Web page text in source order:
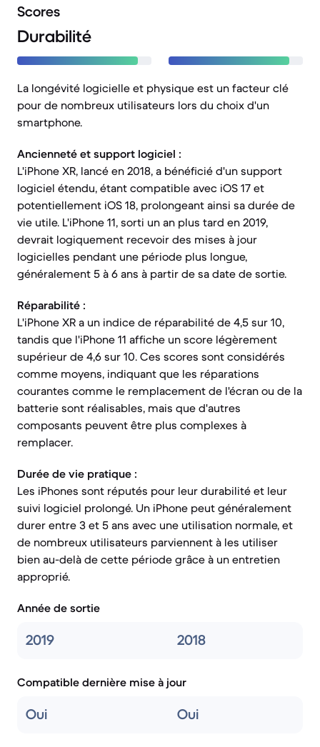
Scores
Durabilité
La longévité logicielle et physique est un facteur clé
pour de nombreux utilisateurs lors du choix d'un
smartphone.
Ancienneté et support logiciel :
L'iPhone XR, lancé en 2018, a bénéficié d'un support
logiciel étendu, étant compatible avec iOS 17 et
potentiellement iOS 18, prolongeant ainsi sa durée de
vie utile. L'iPhone 11, sorti un an plus tard en 2019,
devrait logiquement recevoir des mises à jour
logicielles pendant une période plus longue,
généralement 5 à 6 ans à partir de sa date de sortie.
Réparabilité :
L'iPhone XR a un indice de réparabilité de 4,5 sur 10,
tandis que l'iPhone 11 affiche un score légèrement
supérieur de 4,6 sur 10. Ces scores sont considérés
comme moyens, indiquant que les réparations
courantes comme le remplacement de l'écran ou de la
batterie sont réalisables, mais que d'autres
composants peuvent être plus complexes à
remplacer.
Durée de vie pratique :
Les iPhones sont réputés pour leur durabilité et leur
suivi logiciel prolongé. Un iPhone peut généralement
durer entre 3 et 5 ans avec une utilisation normale, et
de nombreux utilisateurs parviennent à les utiliser
bien au-delà de cette période grâce à un entretien
approprié.
Année de sortie
2019 2018
Compatible dernière mise à jour
Oui Oui